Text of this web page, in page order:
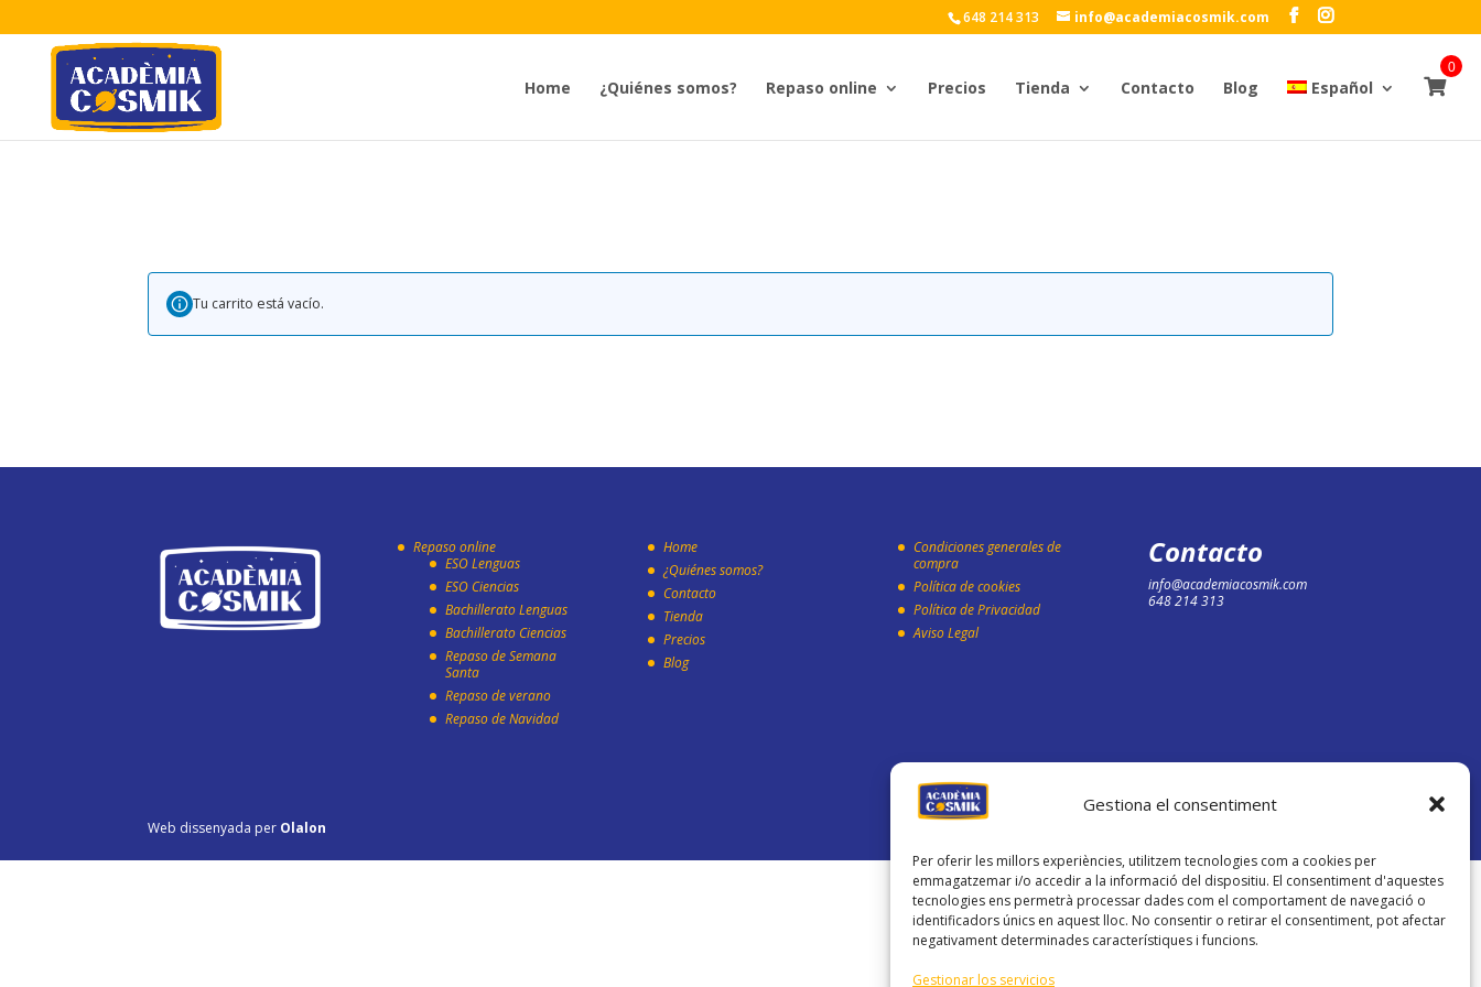
Gestiona el consentiment
Per oferir les millors experiències, utilitzem tecnologies com a cookies per
emmagatzemar i/o accedir a la informació del dispositiu. El consentiment d'aquestes
tecnologies ens permetrà processar dades com el comportament de navegació o
identificadors únics en aquest lloc. No consentir o retirar el consentiment, pot afectar
negativament determinades característiques i funcions.
Gestionar los servicios
648 214 313 info@academiacosmik.com
Home ¿Quiénes somos? Repaso online Precios Tienda Contacto Blog Español
0
Tu carrito está vacío.
Repaso online
ESO Lenguas
ESO Ciencias
Bachillerato Lenguas
Bachillerato Ciencias
Repaso de Semana
Santa
Repaso de verano
Repaso de Navidad
Home
¿Quiénes somos?
Contacto
Tienda
Precios
Blog
Condiciones generales de
compra
Política de cookies
Política de Privacidad
Aviso Legal
Contacto
info@academiacosmik.com
648 214 313
Web dissenyada per Olalon